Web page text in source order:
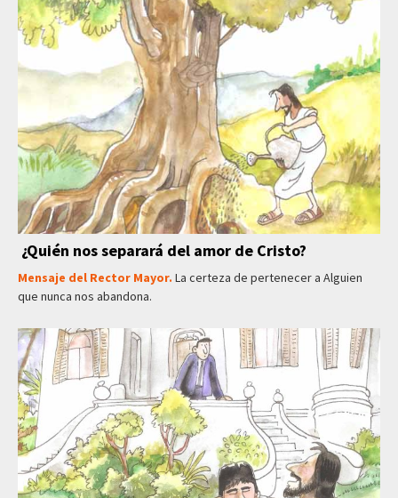
¿Quién nos separará del amor de Cristo?
Mensaje del Rector Mayor. La certeza de pertenecer a Alguien
que nunca nos abandona.